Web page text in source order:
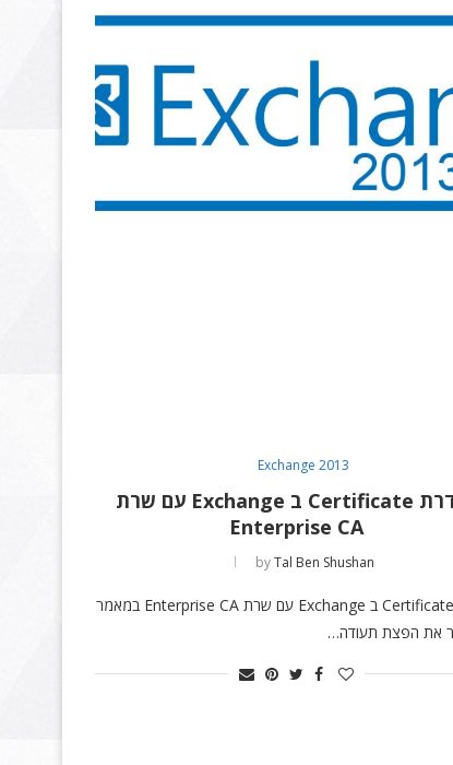
Exchange 2013
הגדרת Certificate ב Exchange עם שרת
Enterprise CA
byTal Ben Shushan
הגדרת Certificate ב Exchange עם שרת Enterprise CA במאמר
את הפצת תעודה…